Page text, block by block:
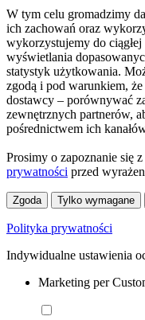
W tym celu gromadzimy
ich zachowań oraz
wykorzystujemy do
wyświetlania
statystyk użytkowania.
zgodą i pod warunkiem, że
dostawcy – porównywać
zewnętrznych partnerów,
pośrednictwem ich
Prosimy o zapoznanie się
prywatności przed
Zgoda Tylko wymagane
Polityka prywatności
Indywidualne ustawienia
Marketing per